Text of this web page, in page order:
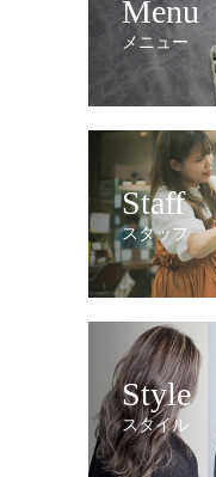
Menu
メニュー
Staff
スタッフ
Style
スタイル